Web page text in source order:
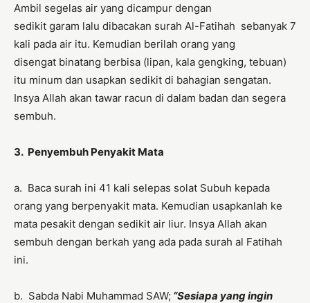
Ambil segelas air yang dicampur dengan
sedikit garam lalu dibacakan surah Al-Fatihah sebanyak 7
kali pada air itu. Kemudian berilah orang yang
disengat binatang berbisa (lipan, kala gengking, tebuan)
itu minum dan usapkan sedikit di bahagian sengatan.
Insya Allah akan tawar racun di dalam badan dan segera
sembuh.
3. Penyembuh Penyakit Mata
a. Baca surah ini 41 kali selepas solat Subuh kepada
orang yang berpenyakit mata. Kemudian usapkanlah ke
mata pesakit dengan sedikit air liur. Insya Allah akan
sembuh dengan berkah yang ada pada surah al Fatihah
ini.
b. Sabda Nabi Muhammad SAW; “Sesiapa yang ingin